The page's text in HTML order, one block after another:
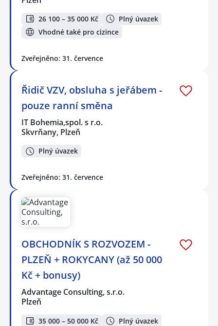
26 100 – 35 000 Kč
Plný úvazek
Vhodné také pro cizince
Zveřejněno: 31. července
Řidič VZV, obsluha s jeřábem -
pouze ranní směna
IT Bohemia,spol. s r.o.
Skvrňany, Plzeň
Plný úvazek
Zveřejněno: 31. července
OBCHODNÍK S ROZVOZEM -
PLZEŇ + ROKYCANY (až 50 000
Kč + bonusy)
Advantage Consulting, s.r.o.
Plzeň
35 000 – 50 000 Kč
Plný úvazek